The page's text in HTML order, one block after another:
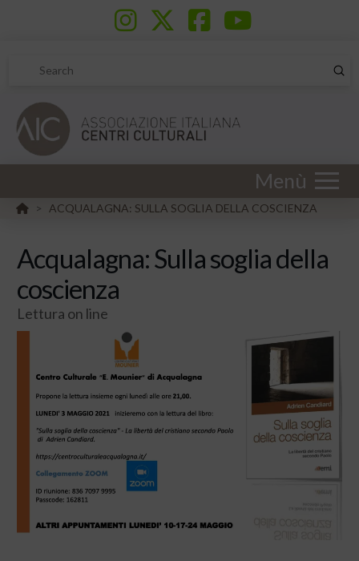
Search
Menù
HOME
> ACQUALAGNA: SULLA SOGLIA DELLA COSCIENZA
Acqualagna: Sulla soglia della
coscienza
Lettura on line